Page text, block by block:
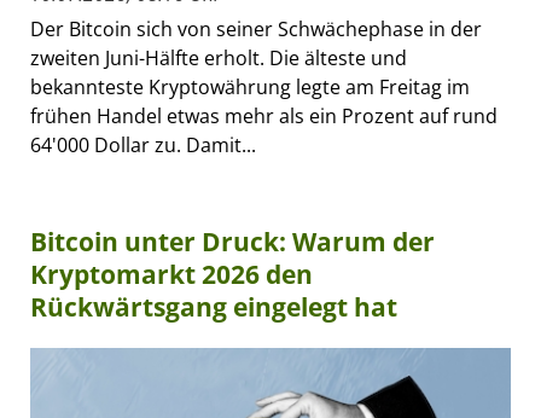
Der Bitcoin sich von seiner Schwächephase in der
zweiten Juni-Hälfte erholt. Die älteste und
bekannteste Kryptowährung legte am Freitag im
frühen Handel etwas mehr als ein Prozent auf rund
64'000 Dollar zu. Damit...
Bitcoin unter Druck: Warum der
Kryptomarkt 2026 den
Rückwärtsgang eingelegt hat